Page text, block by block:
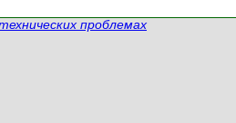
проблемах